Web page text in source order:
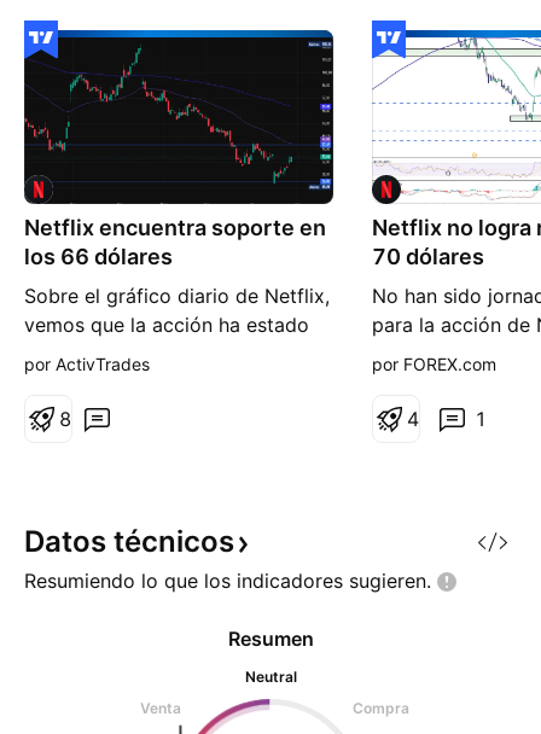
Netflix encuentra soporte en
los 66 dólares
Sobre el gráfico diario de Netflix,
vemos que la acción ha estado
corrigiendo un poco al alza,
y sube hasta el 73,63. Sin
mantiene en Netflix y es posible
que regrese a la baja.
por ActivTrades
8
Netflix no logra
70 dólares
No han sido
para la acción de
estos momentos,
8.00% registrada
corto plazo.
pasada, Netflix
por FOREX.com
1
4
Datos técnicos
Resumiendo lo que los indicadores sugieren.
Resumen
Neutral
Venta
Compra